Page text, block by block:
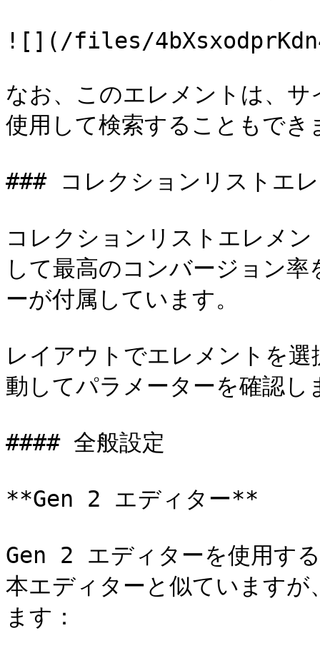
![](/files/
なお、このエレメントは、
使用して検索することもでき
### コレクションリストエ
コレクションリストエレメ
して最高のコンバージョン
ーが付属しています。
レイアウトでエレメントを
動してパラメーターを確認し
#### 全般設定
**Gen 2 エディター**
Gen 2 エディターを使用す
本エディターと似ています
ます：